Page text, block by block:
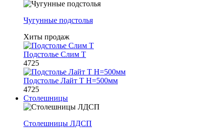
Чугунные подстолья
Хиты продаж
Подстолье Слим Т
4725
Подстолье Лайт Т H=500мм
4725
Столешницы
Столешницы ЛДСП